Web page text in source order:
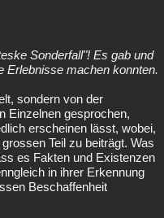
Sonderfall"! Es gab und
Erlebnisse machen konnten.
sondern von der
Einzelnen gesprochen,
erscheinen lässt, wobei,
Teil zu beiträgt. Was
es Fakten und Existenzen
in ihrer Erkennung
Beschaffenheit